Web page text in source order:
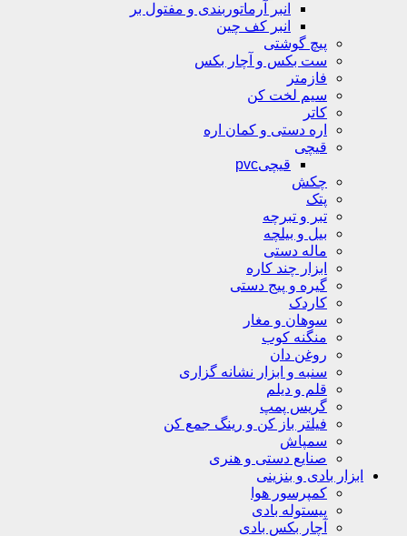
انبر آرماتوربندی و مفتول بر
انبر کف چین
پیچ گوشتی
ست بکس و آچار بکس
فازمتر
سیم لخت کن
کاتر
اره دستی و کمان اره
قیچی
قیچیpvc
چکش
پتک
تبر و تبرچه
بیل و بیلچه
ماله دستی
ابزار چند کاره
گیره و پیج دستی
کاردک
سوهان و مغار
منگنه کوب
روغن دان
سنبه و ابزار نشانه گزاری
قلم و دیلم
گریس پمپ
فیلتر باز کن و رینگ جمع کن
سمپاش
صنایع دستی و هنری
ابزار بادی و بنزینی
کمپرسور هوا
پیستوله بادی
آچار بکس بادی